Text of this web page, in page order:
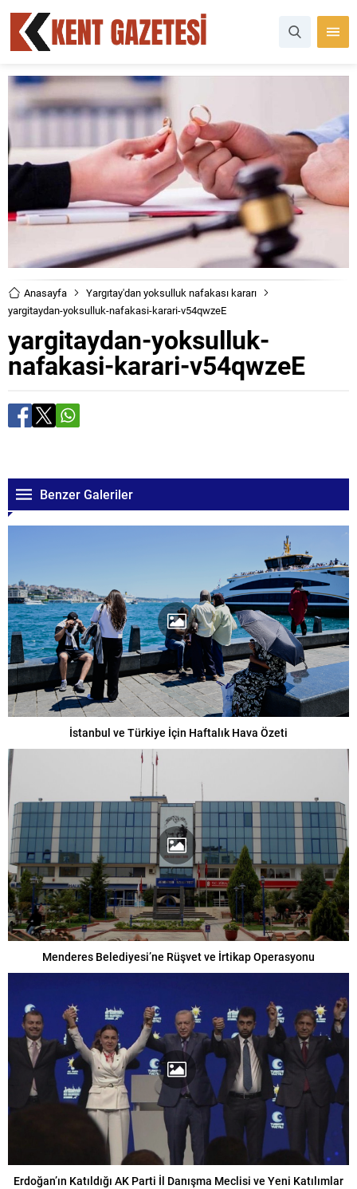
Anasayfa
Yargıtay'dan yoksulluk nafakası kararı
yargitaydan-yoksulluk-nafakasi-karari-v54qwzeE
yargitaydan-yoksulluk-
nafakasi-karari-v54qwzeE
Benzer Galeriler
İstanbul ve Türkiye İçin Haftalık Hava Özeti
Menderes Belediyesi’ne Rüşvet ve İrtikap Operasyonu
Erdoğan’ın Katıldığı AK Parti İl Danışma Meclisi ve Yeni Katılımlar